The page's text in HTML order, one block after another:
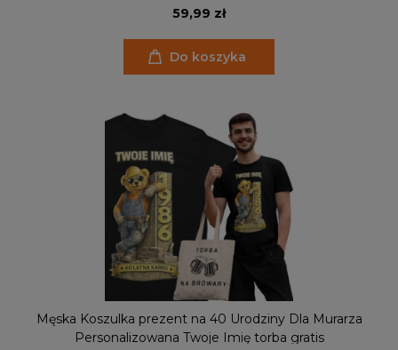
59,99 zł
Do koszyka
Męska Koszulka prezent na 40 Urodziny Dla Murarza
Personalizowana Twoje Imię torba gratis